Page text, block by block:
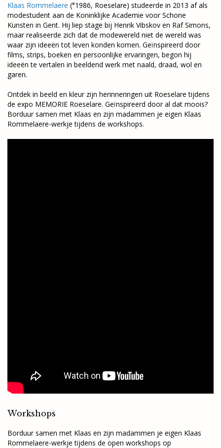
Klaas Rommelaere (°1986, Roeselare) studeerde in 2013 af als
modestudent aan de Koninklijke Academie voor Schone
Kunsten in Gent. Hij liep stage bij Henrik Vibskov en Raf Simons,
maar realiseerde zich dat de modewereld niet de wereld was
waar zijn ideeën tot leven konden komen. Geïnspireerd door
films, strips, boeken en persoonlijke ervaringen, begon hij
ideeën te vertalen in beeldend werk met naald, draad, wol en
garen.
Ontdek in beeld en kleur zijn herinneringen uit Roeselare tijdens
de expo MEMORIE Roeselare. Geïnspireerd door al dat moois?
Borduur samen met Klaas en zijn madammen je eigen Klaas
Rommelaere-werkje tijdens de workshops.
​Workshops
Borduur samen met Klaas en zijn madammen je eigen Klaas
Rommelaere-werkje tijdens de open workshops op